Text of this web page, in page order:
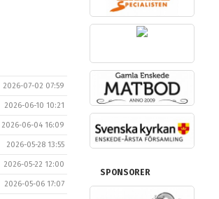
2026-07-02 07:59
2026-06-10 10:21
2026-06-04 16:09
2026-05-28 13:55
2026-05-22 12:00
2026-05-06 17:07
SPONSORER